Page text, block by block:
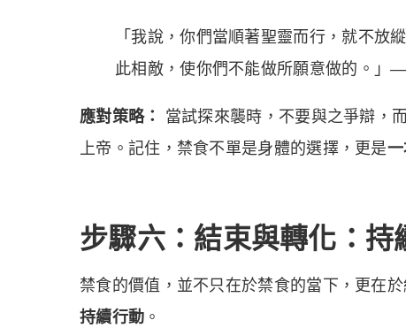
「我說，你們當順著聖靈而行，就不放
此相敵，使你們不能做所願意做的。」
應對策略：
當試探來襲時，不要與之爭辯，
上帝。記住，禁食不單是身體的選擇，更是
步驟六：結束與轉化：持
禁食的價值，並不只在於禁食的當下，更在
持續行動 。